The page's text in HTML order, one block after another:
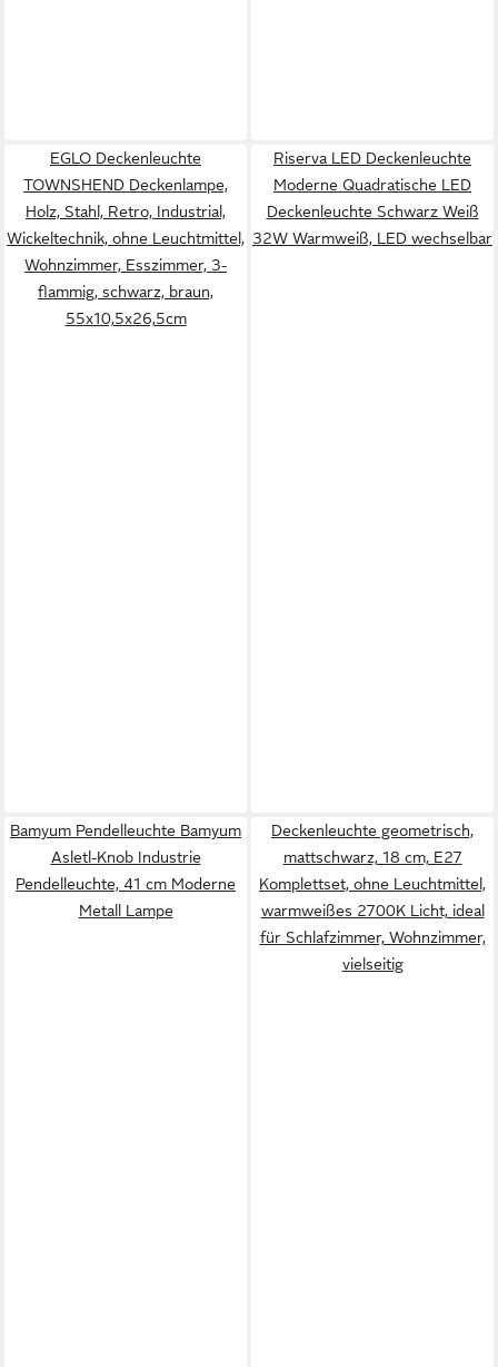
EGLO Deckenleuchte
TOWNSHEND Deckenlampe,
Holz, Stahl, Retro, Industrial,
Wickeltechnik, ohne Leuchtmittel,
Wohnzimmer, Esszimmer, 3-
flammig, schwarz, braun,
55x10,5x26,5cm
Riserva LED Deckenleuchte
Moderne Quadratische LED
Deckenleuchte Schwarz Weiß
32W Warmweiß, LED wechselbar
Bamyum Pendelleuchte Bamyum
Asletl-Knob Industrie
Pendelleuchte, 41 cm Moderne
Metall Lampe
Deckenleuchte geometrisch,
mattschwarz, 18 cm, E27
Komplettset, ohne Leuchtmittel,
warmweißes 2700K Licht, ideal
für Schlafzimmer, Wohnzimmer,
vielseitig